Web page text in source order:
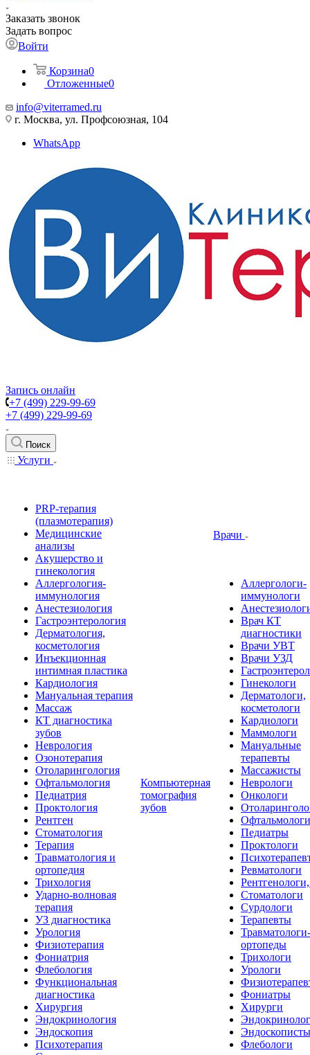
Заказать звонок
Задать вопрос
Войти
Корзина0
Отложенные0
info@viterramed.ru
г. Москва, ул. Профсоюзная, 104
WhatsApp
Запись онлайн
+7 (499) 229-99-69
+7 (499) 229-99-69
Поиск
Услуги
PRP-терапия
(плазмотерапия)
Медицинские
анализы
Акушерство и
гинекология
Аллергология-
иммунология
Анестезиология
Гастроэнтерология
Дерматология,
косметология
Инъекционная
интимная пластика
Кардиология
Мануальная терапия
Массаж
КТ диагностика
зубов
Неврология
Озонотерапия
Отоларингология
Офтальмология
Педиатрия
Проктология
Рентген
Стоматология
Терапия
Травматология и
ортопедия
Трихология
Ударно-волновая
терапия
УЗ диагностика
Урология
Физиотерапия
Фониатрия
Флебология
Функциональная
диагностика
Хирургия
Эндокринология
Эндоскопия
Психотерапия
Компьютерная
томография
зубов
Врачи
Аллергологи-
иммунологи
Врач КТ
диагностики
Врачи УВТ
Врачи УЗД
Гинекологи
Дерматологи,
косметологи
Кардиологи
Маммологи
Мануальные
терапевты
Массажисты
Неврологи
Онкологи
Офтальмологи
Педиатры
Проктологи
Ревматологи
Стоматологи
Сурдологи
Терапевты
Травматологи-
ортопеды
Трихологи
Урологи
Фониатры
Хирурги
Эндоскописты
Флебологи